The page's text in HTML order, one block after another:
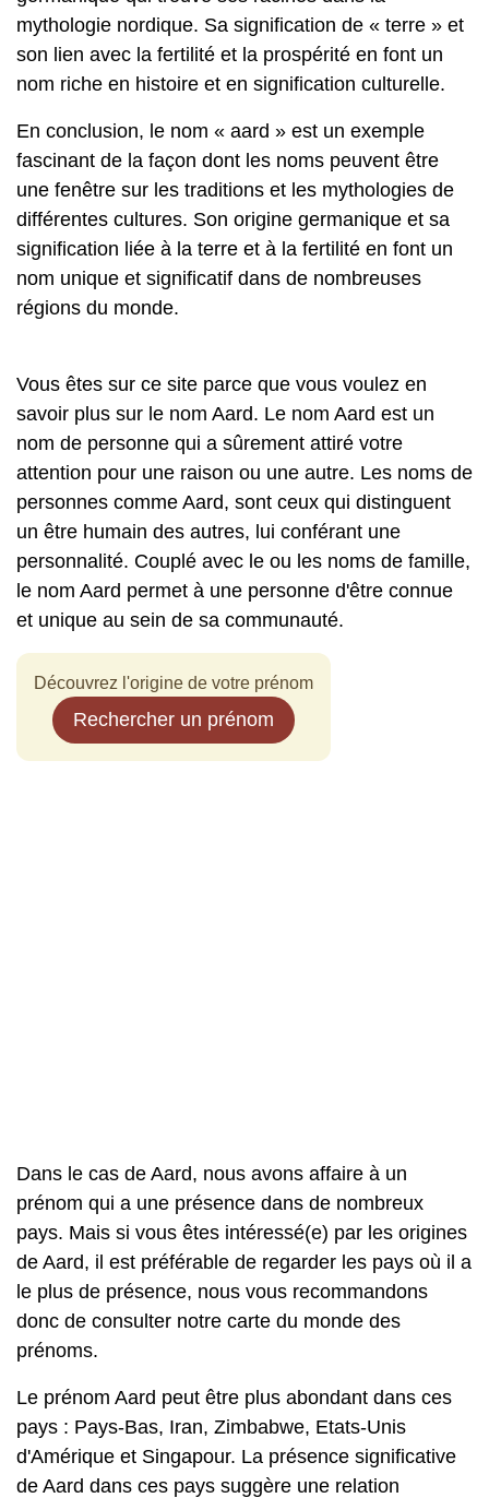
mythologie nordique. Sa signification de « terre » et
son lien avec la fertilité et la prospérité en font un
nom riche en histoire et en signification culturelle.
En conclusion, le nom « aard » est un exemple
fascinant de la façon dont les noms peuvent être
une fenêtre sur les traditions et les mythologies de
différentes cultures. Son origine germanique et sa
signification liée à la terre et à la fertilité en font un
nom unique et significatif dans de nombreuses
régions du monde.
Vous êtes sur ce site parce que vous voulez en
savoir plus sur le nom Aard. Le nom Aard est un
nom de personne qui a sûrement attiré votre
attention pour une raison ou une autre. Les noms de
personnes comme Aard, sont ceux qui distinguent
un être humain des autres, lui conférant une
personnalité. Couplé avec le ou les noms de famille,
le nom Aard permet à une personne d'être connue
et unique au sein de sa communauté.
Découvrez l'origine de votre prénom
Rechercher un prénom
Dans le cas de Aard, nous avons affaire à un
prénom qui a une présence dans de nombreux
pays. Mais si vous êtes intéressé(e) par les origines
de Aard, il est préférable de regarder les pays où il a
le plus de présence, nous vous recommandons
donc de consulter notre carte du monde des
prénoms.
Le prénom Aard peut être plus abondant dans ces
pays : Pays-Bas, Iran, Zimbabwe, Etats-Unis
d'Amérique et Singapour. La présence significative
de Aard dans ces pays suggère une relation